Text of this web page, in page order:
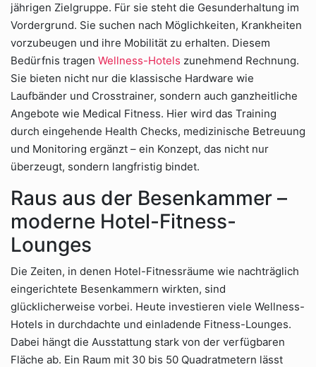
jährigen Zielgruppe. Für sie steht die Gesunderhaltung im
Vordergrund. Sie suchen nach Möglichkeiten, Krankheiten
vorzubeugen und ihre Mobilität zu erhalten. Diesem
Bedürfnis tragen Wellness-Hotels zunehmend Rechnung.
Sie bieten nicht nur die klassische Hardware wie
Laufbänder und Crosstrainer, sondern auch ganzheitliche
Angebote wie Medical Fitness. Hier wird das Training
durch eingehende Health Checks, medizinische Betreuung
und Monitoring ergänzt – ein Konzept, das nicht nur
überzeugt, sondern langfristig bindet.
Raus aus der Besenkammer –
moderne Hotel-Fitness-
Lounges
Die Zeiten, in denen Hotel-Fitnessräume wie nachträglich
eingerichtete Besenkammern wirkten, sind
glücklicherweise vorbei. Heute investieren viele Wellness-
Hotels in durchdachte und einladende Fitness-Lounges.
Dabei hängt die Ausstattung stark von der verfügbaren
Fläche ab. Ein Raum mit 30 bis 50 Quadratmetern lässt